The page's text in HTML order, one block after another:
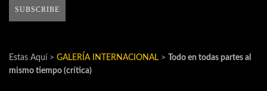
Estas Aquí > GALERÍA INTERNACIONAL > Todo en todas partes al
mismo tiempo (crítica)